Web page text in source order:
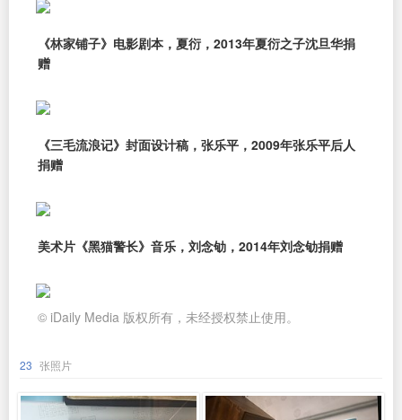
《林家铺子》电影剧本，夏衍，2013年夏衍之子沈旦华捐
赠
《三毛流浪记》封面设计稿，张乐平，2009年张乐平后人
捐赠
美术片《黑猫警长》音乐，刘念劬，2014年刘念劬捐赠
© iDaily Media 版权所有，未经授权禁止使用。
23 张照片